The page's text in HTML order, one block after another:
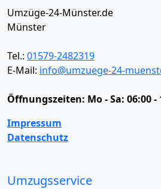
Umzüge-24-Münster.de
Münster
Tel.: 01579-2482319
E-Mail: info@umzuege-24-
Öffnungszeiten: Mo - Sa: 06:00
Impressum
Datenschutz
Umzugsservice